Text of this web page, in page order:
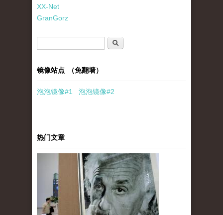
XX-Net
GranGorz
搜索
镜像站点 （免翻墙）
泡泡镜像#1 泡泡镜像#2
热门文章